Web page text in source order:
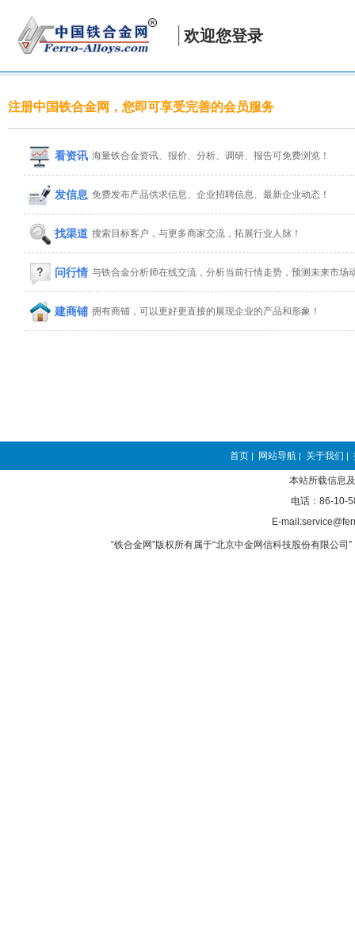
欢迎您登录
注册中国铁合金网，您即可享受完善的会员服务
看资讯 海量铁合金资讯、报价、分析、调研、报告可免费浏览！
发信息 免费发布产品供求信息、企业招聘信息、最新企业动态！
找渠道 搜索目标客户，与更多商家交流，拓展行业人脉！
问行情 与铁合金分析师在线交流，分析当前行情走势，预测未来市场
建商铺 拥有商铺，可以更好更直接的展现企业的产品和形象！
首页 | 网站导航 | 关于我们 |
本站所载信息
电话：86-10-
E-
“铁合金网”版权所有属于“北京中金网信科技股份有限公司